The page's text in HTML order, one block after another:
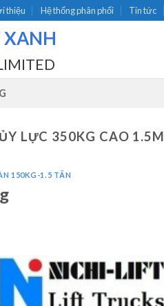
thiệu Hệ thống phân phối Tin tức
XANH
LỰC 350KG CAO 1.5M
150KG-1.5 TẤN